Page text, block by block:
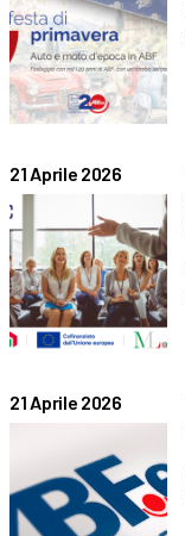
21 Aprile 2026
21 Aprile 2026